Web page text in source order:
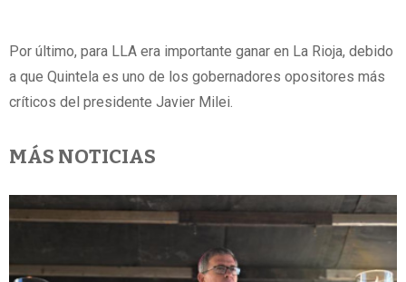
Por último, para LLA era importante ganar en La Rioja, debido
a que Quintela es uno de los gobernadores opositores más
críticos del presidente Javier Milei.
MÁS NOTICIAS